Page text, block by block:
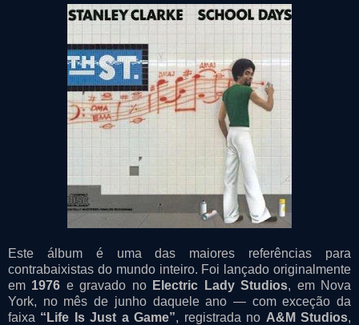
Este álbum é uma das maiores referências para
contrabaixistas do mundo inteiro. Foi lançado originalmente
em 1976 e gravado no Electric Lady Studios, em Nova
York, no mês de junho daquele ano — com exceção da
faixa “Life Is Just a Game”, registrada no A&M Studios,